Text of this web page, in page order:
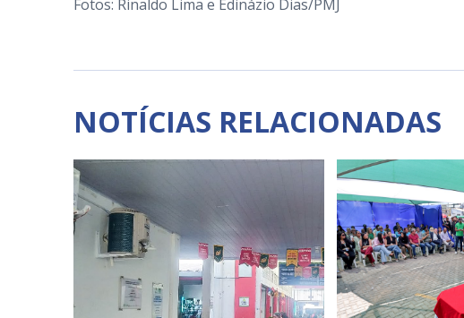
Fotos: Rinaldo Lima e Edinázio Dias/PMJ
NOTÍCIAS RELACIONADAS